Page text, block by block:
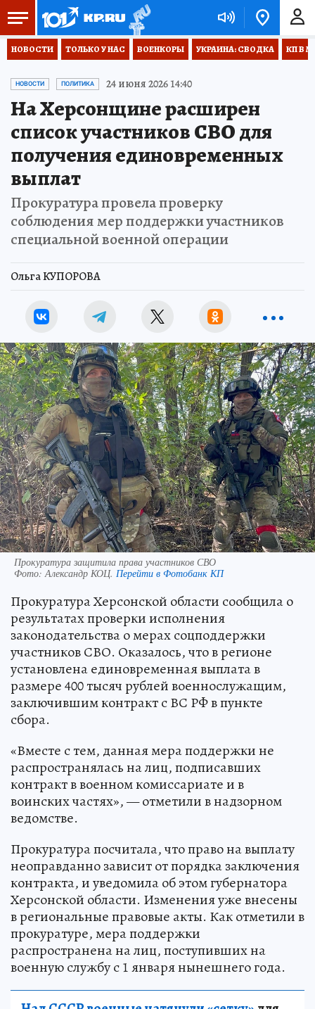
НОВОСТИ ТОЛЬКО У НАС ВОЕНКОРЫ УКРАИНА: СВОДКА КП В
НОВОСТИ ПОЛИТИКА 24 июня 2026 14:40
На Херсонщине расширен
список участников СВО для
получения единовременных
выплат
Прокуратура провела проверку
соблюдения мер поддержки участников
специальной военной операции
Ольга КУПОРОВА
Прокуратура защитила права участников СВО
Фото: Александр КОЦ. Перейти в Фотобанк КП
Прокуратура Херсонской области сообщила о
результатах проверки исполнения
законодательства о мерах соцподдержки
участников СВО. Оказалось, что в регионе
установлена единовременная выплата в
размере 400 тысяч рублей военнослужащим,
заключившим контракт с ВС РФ в пункте
сбора.
«Вместе с тем, данная мера поддержки не
распространялась на лиц, подписавших
контракт в военном комиссариате и в
воинских частях», — отметили в надзорном
ведомстве.
Прокуратура посчитала, что право на выплату
неоправданно зависит от порядка заключения
контракта, и уведомила об этом губернатора
Херсонской области. Изменения уже внесены
в региональные правовые акты. Как отметили в
прокуратуре, мера поддержки
распространена на лиц, поступивших на
военную службу с 1 января нынешнего года.